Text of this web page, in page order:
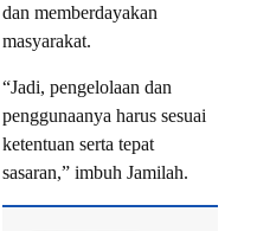
dan memberdayakan
masyarakat.
“Jadi, pengelolaan dan
penggunaanya harus sesuai
ketentuan serta tepat
sasaran,” imbuh Jamilah.